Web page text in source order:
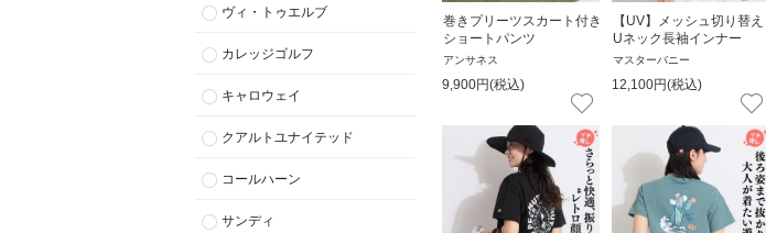
ヴィ・トゥエルブ
カレッジゴルフ
キャロウェイ
クアルトユナイテッド
コールハーン
サンディ
巻きプリーツスカート付き
ショートパンツ
アンサネス
9,900円(税込)
【UV】メッシュ切り替え
Uネック長袖インナー
マスターバニー
12,100円(税込)